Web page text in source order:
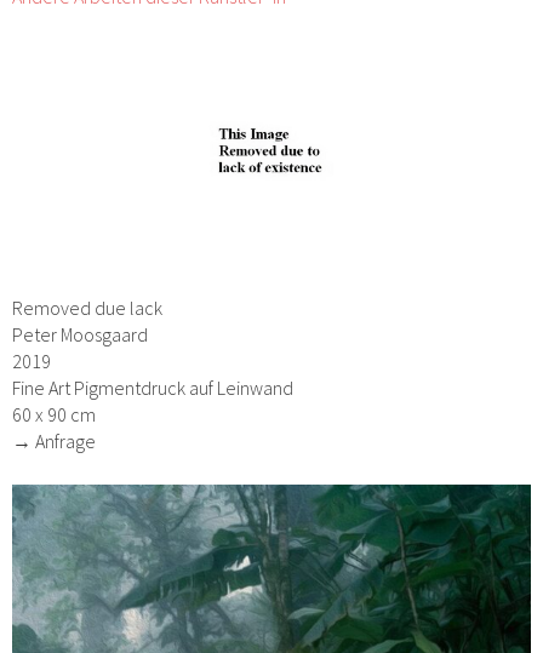
Removed due lack
Peter Moosgaard
2019
Fine Art Pigmentdruck auf Leinwand
60 x 90 cm
→ Anfrage